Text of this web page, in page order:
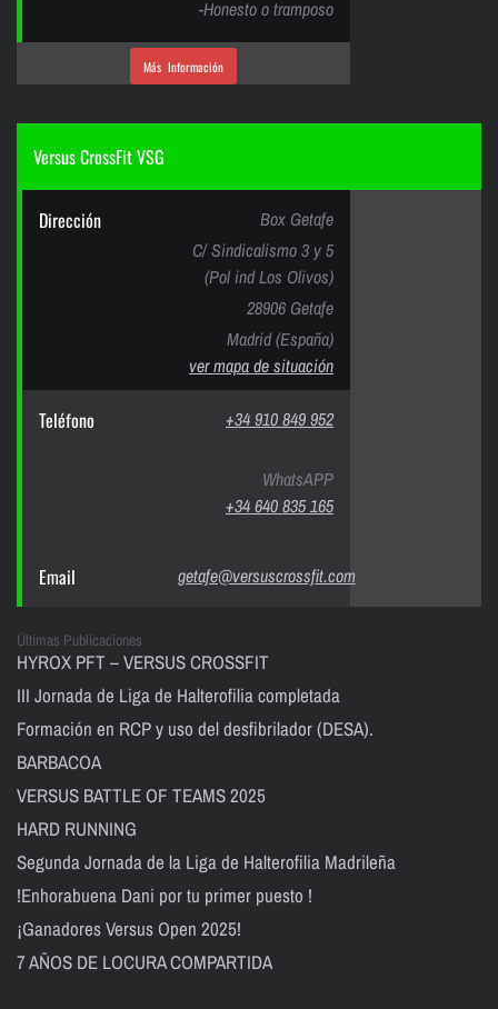
-Honesto o tramposo
Más Información
Versus CrossFit VSG
Dirección
Box Getafe
C/ Sindicalismo 3 y 5
(Pol ind Los Olivos)
28906 Getafe
Madrid (España)
ver mapa de situación
Teléfono +34 910 849 952
WhatsAPP
+34 640 835 165
Email getafe@versuscrossfit.com
Últimas Publicaciones
HYROX PFT – VERSUS CROSSFIT
III Jornada de Liga de Halterofilia completada
Formación en RCP y uso del desfibrilador (DESA).
BARBACOA
VERSUS BATTLE OF TEAMS 2025
HARD RUNNING
Segunda Jornada de la Liga de Halterofilia Madrileña
!Enhorabuena Dani por tu primer puesto !
¡Ganadores Versus Open 2025!
7 AÑOS DE LOCURA COMPARTIDA